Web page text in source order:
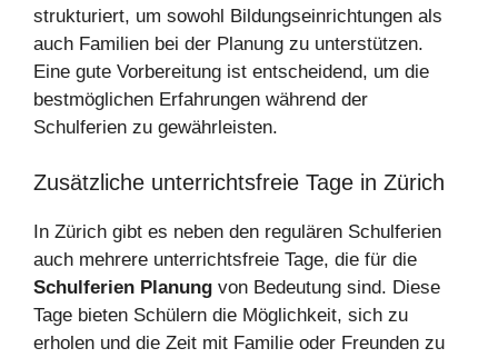
strukturiert, um sowohl Bildungseinrichtungen als
auch Familien bei der Planung zu unterstützen.
Eine gute Vorbereitung ist entscheidend, um die
bestmöglichen Erfahrungen während der
Schulferien zu gewährleisten.
Zusätzliche unterrichtsfreie Tage in Zürich
In Zürich gibt es neben den regulären Schulferien
auch mehrere unterrichtsfreie Tage, die für die
Schulferien Planung von Bedeutung sind. Diese
Tage bieten Schülern die Möglichkeit, sich zu
erholen und die Zeit mit Familie oder Freunden zu